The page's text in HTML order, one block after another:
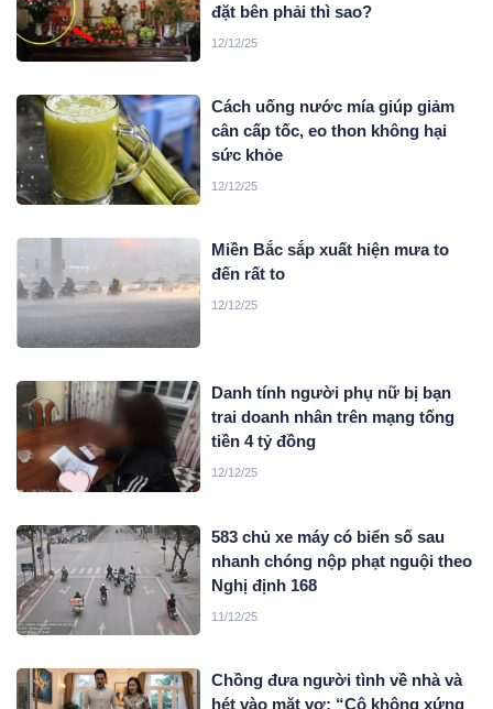
đặt bên phải thì sao?
12/12/25
Cách uống nước mía giúp giảm
cân cấp tốc, eo thon không hại
sức khỏe
12/12/25
Miền Bắc sắp xuất hiện mưa to
đến rất to
12/12/25
Danh tính người phụ nữ bị bạn
trai doanh nhân trên mạng tống
tiền 4 tỷ đồng
12/12/25
583 chủ xe máy có biển số sau
nhanh chóng nộp phạt nguội theo
Nghị định 168
11/12/25
Chồng đưa người tình về nhà và
hét vào mặt vợ: “Cô không xứng